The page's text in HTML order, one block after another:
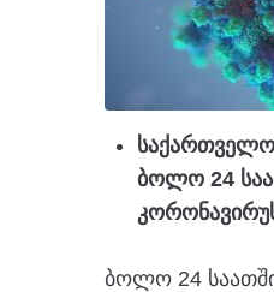
ბოლო 24
ბოლო 24